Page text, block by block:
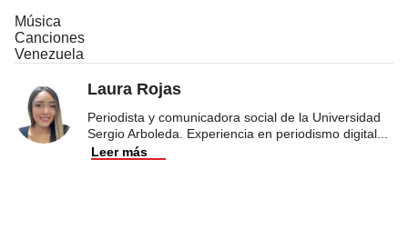
Música
Canciones
Venezuela
Laura Rojas
Periodista y comunicadora social de la Universidad
Sergio Arboleda. Experiencia en periodismo digital
Leer más